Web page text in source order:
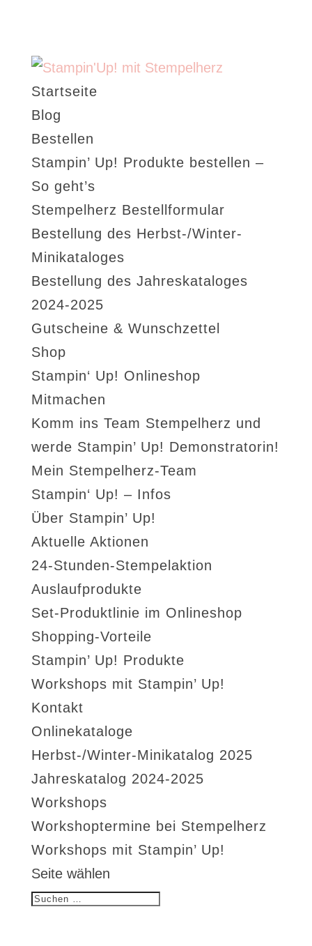
Startseite
Blog
Bestellen
Stampin’ Up! Produkte bestellen –
So geht’s
Stempelherz Bestellformular
Bestellung des Herbst-/Winter-
Minikataloges
Bestellung des Jahreskataloges
2024-2025
Gutscheine & Wunschzettel
Shop
Stampin‘ Up! Onlineshop
Mitmachen
Komm ins Team Stempelherz und
werde Stampin’ Up! Demonstratorin!
Mein Stempelherz-Team
Stampin‘ Up! – Infos
Über Stampin’ Up!
Aktuelle Aktionen
24-Stunden-Stempelaktion
Auslaufprodukte
Set-Produktlinie im Onlineshop
Shopping-Vorteile
Stampin’ Up! Produkte
Workshops mit Stampin’ Up!
Kontakt
Onlinekataloge
Herbst-/Winter-Minikatalog 2025
Jahreskatalog 2024-2025
Workshops
Workshoptermine bei Stempelherz
Workshops mit Stampin’ Up!
Seite wählen